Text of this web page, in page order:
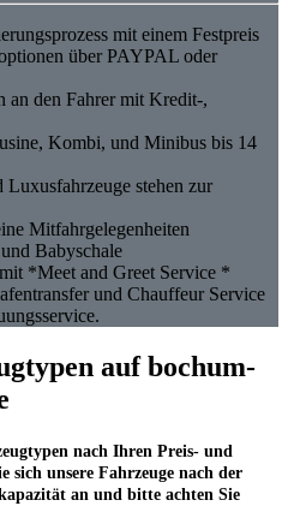
mit einem Festpreis
über PAYPAL oder
an den Fahrer mit Kredit-,
Kombi, und Minibus bis 14
stehen zur
Mitfahrgelegenheiten
Babyschale
*Meet and Greet Service *
und Chauffeur Service
auf bochum-
nach Ihren Preis- und
sich unsere Fahrzeuge nach der
an und bitte achten Sie